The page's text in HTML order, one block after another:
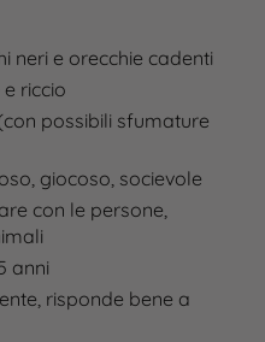
neri e orecchie cadenti
riccio
possibili sfumature
giocoso, socievole
con le persone,
anni
risponde bene a